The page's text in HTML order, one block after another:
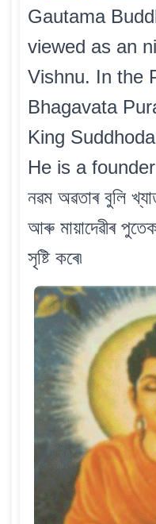
Gautama
viewed as an
Vishnu. In the
Bhagavata
King
He is a founder
নৱম অৱতাৰ বুলি
আৰু মায়াদেৱীৰ
সৃষ্টি কৰে৷